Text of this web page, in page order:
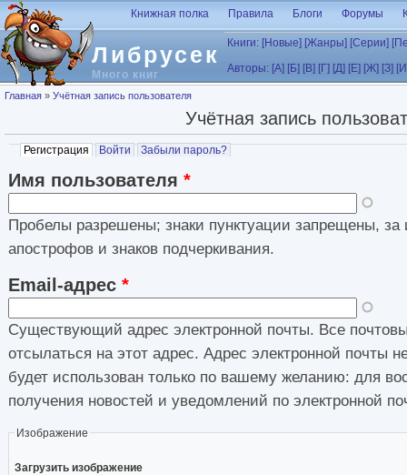
Перейти к основному содержанию
Либрусек
Много книг
Книжная полка Правила Блоги Форумы
Книги: [Новые] [Жанры] [Серии]
Авторы: [А] [Б] [В] [Г] [Д] [Е] [Ж] [З]
Вы здесь
Главная » Учётная запись пользователя
Учётная запись
Главные вкладки
Регистрация (активная вкладка)
Войти Забыли пароль?
Имя пользователя *
Пробелы разрешены; знаки пунктуации запрещены, за
апострофов и знаков подчеркивания.
Email-адрес *
Существующий адрес электронной почты. Все
отсылаться на этот адрес. Адрес электронной почты
будет использован только по вашему желанию: для
получения новостей и уведомлений по электронной
Изображение
Загрузить изображение